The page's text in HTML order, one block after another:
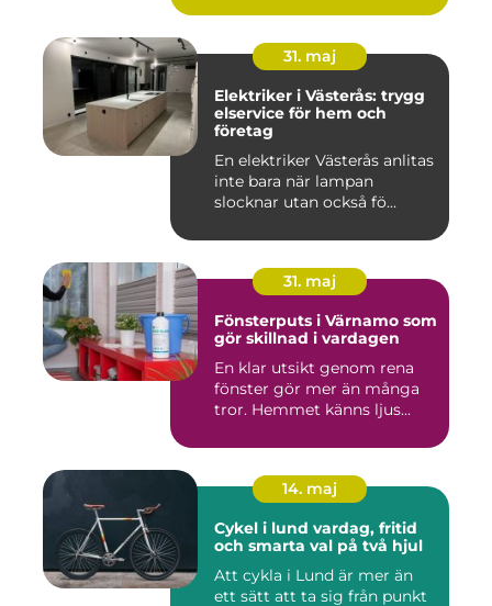
31. maj
Elektriker i Västerås: trygg
elservice för hem och
företag
En elektriker Västerås anlitas
inte bara när lampan
slocknar utan också fö...
31. maj
Fönsterputs i Värnamo som
gör skillnad i vardagen
En klar utsikt genom rena
fönster gör mer än många
tror. Hemmet känns ljus...
14. maj
Cykel i lund vardag, fritid
och smarta val på två hjul
Att cykla i Lund är mer än
ett sätt att ta sig från punkt